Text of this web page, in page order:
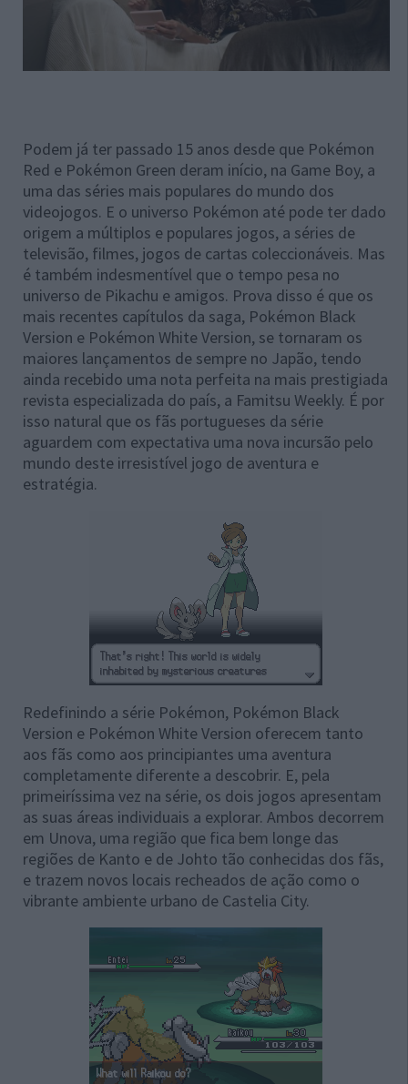
Podem já ter passado 15 anos desde que Pokémon
Red e Pokémon Green deram início, na Game Boy, a
uma das séries mais populares do mundo dos
videojogos. E o universo Pokémon até pode ter dado
origem a múltiplos e populares jogos, a séries de
televisão, filmes, jogos de cartas coleccionáveis. Mas
é também indesmentível que o tempo pesa no
universo de Pikachu e amigos. Prova disso é que os
mais recentes capítulos da saga, Pokémon Black
Version e Pokémon White Version, se tornaram os
maiores lançamentos de sempre no Japão, tendo
ainda recebido uma nota perfeita na mais prestigiada
revista especializada do país, a Famitsu Weekly. É por
isso natural que os fãs portugueses da série
aguardem com expectativa uma nova incursão pelo
mundo deste irresistível jogo de aventura e
estratégia.
Redefinindo a série Pokémon, Pokémon Black
Version e Pokémon White Version oferecem tanto
aos fãs como aos principiantes uma aventura
completamente diferente a descobrir. E, pela
primeiríssima vez na série, os dois jogos apresentam
as suas áreas individuais a explorar. Ambos decorrem
em Unova, uma região que fica bem longe das
regiões de Kanto e de Johto tão conhecidas dos fãs,
e trazem novos locais recheados de ação como o
vibrante ambiente urbano de Castelia City.